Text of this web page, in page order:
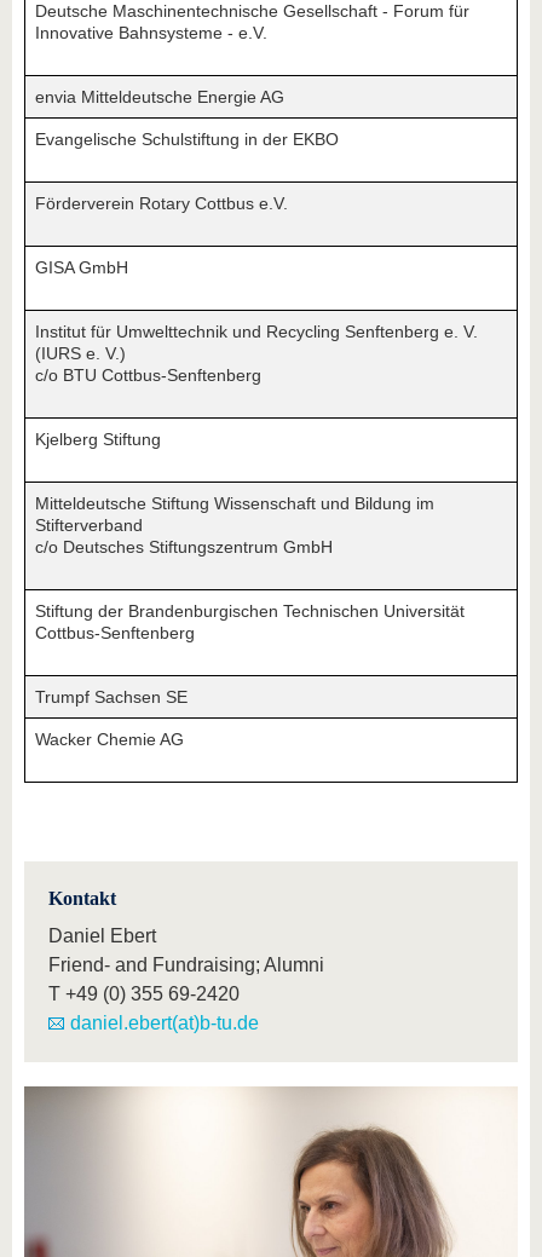
Deutsche Maschinentechnische Gesellschaft - Forum für
Innovative Bahnsysteme - e.V.
envia Mitteldeutsche Energie AG
Evangelische Schulstiftung in der EKBO
Förderverein Rotary Cottbus e.V.
GISA GmbH
Institut für Umwelttechnik und Recycling Senftenberg e. V.
(IURS e. V.)
c/o BTU Cottbus-Senftenberg
Kjelberg Stiftung
Mitteldeutsche Stiftung Wissenschaft und Bildung im
Stifterverband
c/o Deutsches Stiftungszentrum GmbH
Stiftung der Brandenburgischen Technischen Universität
Cottbus-Senftenberg
Trumpf Sachsen SE
Wacker Chemie AG
Kontakt
Daniel Ebert
Friend- and Fundraising; Alumni
T +49 (0) 355 69-2420
daniel.ebert(at)b-tu.de